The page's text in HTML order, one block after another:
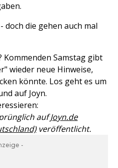
doch die gehen auch mal
Kommenden Samstag gibt
wieder neue Hinweise,
könnte. Los geht es um
auf Joyn.
aufJoyn.de
veröffentlicht.
-